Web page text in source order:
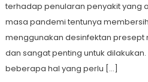
terhadap penularan penyakit yang
masa pandemi tentunya
menggunakan desinfektan presept
dan sangat penting untuk
beberapa hal yang perlu […]